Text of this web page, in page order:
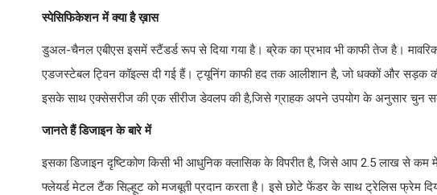
स्पेसिफिकेशन में क्या है ख़ास
डुअल-चैनल एबीएस इसमें स्टैंडर्ड रूप से दिया गया है। ब्रेक का प्रभाव भी काफी तेज है।
एडजस्टेबल ट्विन कॉइल्स दी गई हैं। ट्यूनिंग काफी हद तक आलीशान है, जो धक्कों और सड़क की
इसके साथ एक्सेसरीज की एक सीरीज डेवलप की है,जिसे ग्राहक अपने उपयोग के अनुसार चुन
जानते हैं डिजाइन के बारे में
इसका डिजाइन दृष्टिकोण किसी भी आधुनिक क्लासिक के विपरीत है, जिसे आप 2.5 लाख से
फ्लेयर्ड मेटल टैंक सिल्हूट को मजबूती प्रदान करता है। इसे छोटे फेंडर के साथ ट्रेलिस फ्रेम